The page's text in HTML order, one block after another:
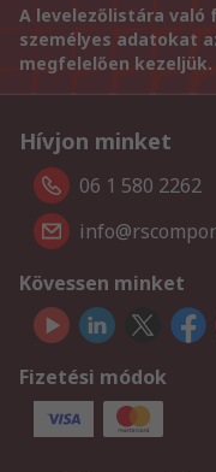
A levelezőlistára
személyes adatokat
megfelelően kezeljük.
Hívjon minket
06 1 580 2262
Kövessen minket
Fizetési módok